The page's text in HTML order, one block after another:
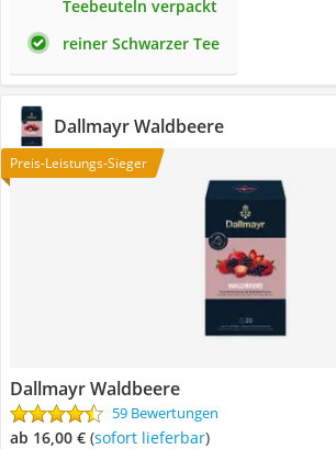
Teebeuteln verpackt
reiner Schwarzer Tee
Dallmayr Waldbeere
Preis-Leistungs-Sieger
Dallmayr Waldbeere
59 Bewertungen
ab 16,00 € ( Sofort lieferbar)